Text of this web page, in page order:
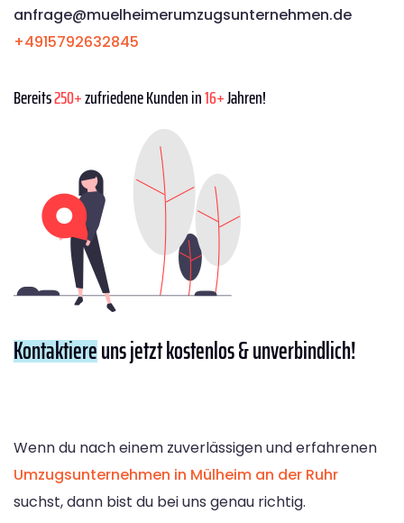
anfrage@muelheimerumzugsunternehmen.de
+4915792632845
Bereits250+zufriedene Kunden in16+Jahren!
Kontaktiereuns jetzt kostenlos & unverbindlich!
Wenn du nach einem zuverlässigen und erfahrenen
Umzugsunternehmen in Mülheim an der Ruhr
suchst, dann bist du bei uns genau richtig.